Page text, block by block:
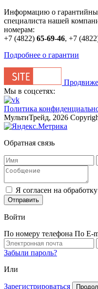
Информацию о
специалиста нашей
номерам:
+7 (4822) 65-69-46, +7
Подробнее о гарантии
Мы в соцсетях:
Политика
МультиТрейд, 2026
Обратная связь
Я согласен на
Отправить
Войти
По номеру телефона По E-
Забыли пароль?
Или
Зарегистрироваться